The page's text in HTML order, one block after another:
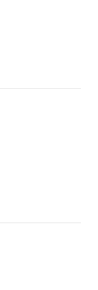
лесника
пассажиром
– до 260 кг
перед